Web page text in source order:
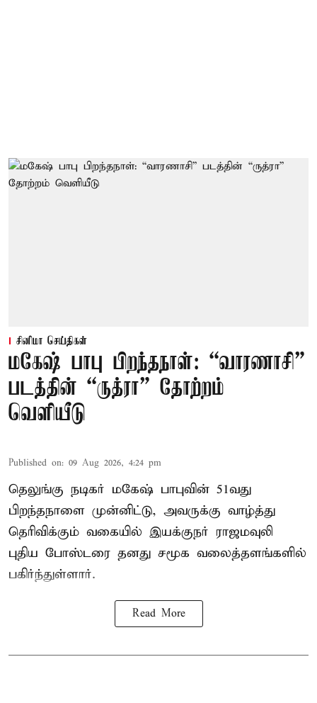
சினிமா செய்திகள்
மகேஷ் பாபு பிறந்தநாள்: “வாரணாசி”
படத்தின் “ருத்ரா” தோற்றம்
வெளியீடு
Published on: 09 Aug 2026, 4:24 pm
தெலுங்கு நடிகர் மகேஷ் பாபுவின் 51வது
பிறந்தநாளை முன்னிட்டு, அவருக்கு வாழ்த்து
தெரிவிக்கும் வகையில் இயக்குநர் ராஜமவுலி
புதிய போஸ்டரை தனது சமூக வலைத்தளங்களில்
பகிர்ந்துள்ளார்.
Read More